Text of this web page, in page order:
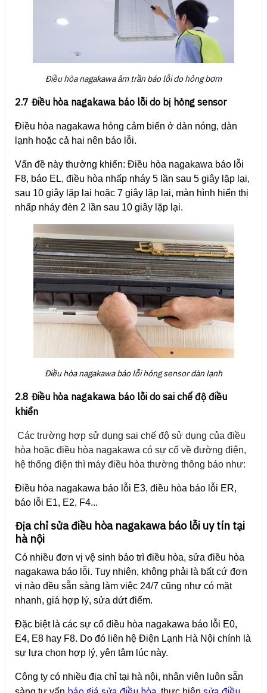
Điều hòa nagakawa âm trần báo lỗi do hỏng bơm
2.7 Điều hòa nagakawa báo lỗi do bị hỏng sensor
Điều hòa nagakawa hỏng cảm biến ở dàn nóng, dàn
lạnh hoặc cả hai nên báo lỗi.
Vấn đề này thường khiến: Điều hòa nagakawa báo lỗi
F8, báo EL, điều hòa nhấp nháy 5 lần sau 5 giây lặp lại,
sau 10 giây lặp lại hoặc 7 giây lặp lại, màn hình hiển thị
nhấp nháy đèn 2 lần sau 10 giây lặp lại.
Điều hòa nagakawa báo lỗi hỏng sensor dàn lạnh
2.8 Điều hòa nagakawa báo lỗi do sai chế độ điều
khiển
Các trường hợp sử dụng sai chế độ sử dụng của điều
hòa hoặc điều hòa nagakawa có sự cố về đường điện,
hệ thống điện thì máy điều hòa thường thông báo như:
Điều hòa nagakawa báo lỗi E3, điều hòa báo lỗi ER,
báo lỗi E1, E2, F4...
Địa chỉ sửa điều hòa nagakawa báo lỗi uy tín tại
hà nội
Có nhiều đơn vị vệ sinh bảo trì điều hòa, sửa điều hòa
nagakawa báo lỗi. Tuy nhiên, không phải là bất cứ đơn
vị nào đều sẵn sàng làm việc 24/7 cũng như có mặt
nhanh, giá hợp lý, sửa dứt điểm.
Đặc biệt là các sự cố điều hòa nagakawa báo lỗi E0,
E4, E8 hay F8. Do đó liên hệ Điện Lạnh Hà Nội chính là
sự lựa chọn hợp lý, yên tâm lúc này.
Công ty có nhiều địa chỉ tại hà nội, nhân viên luôn sẵn